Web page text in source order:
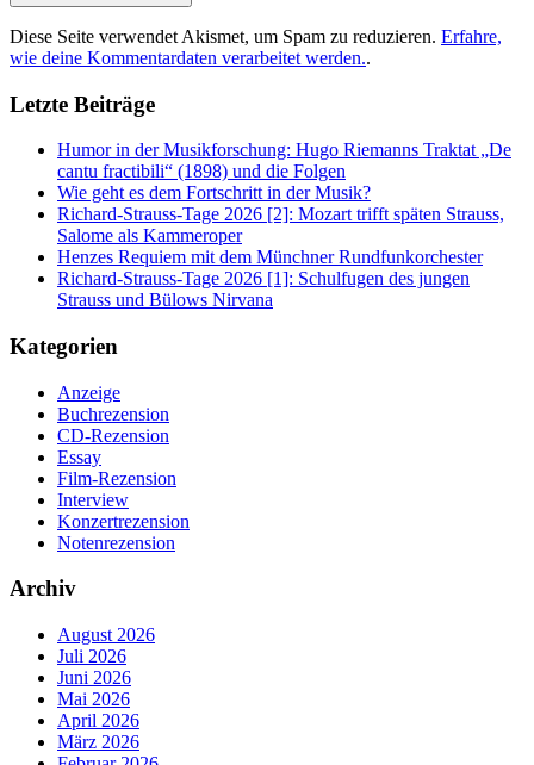
Diese Seite verwendet Akismet, um Spam zu reduzieren. Erfahre,
wie deine Kommentardaten verarbeitet werden..
Letzte Beiträge
Humor in der Musikforschung: Hugo Riemanns Traktat „De
cantu fractibili“ (1898) und die Folgen
Wie geht es dem Fortschritt in der Musik?
Richard-Strauss-Tage 2026 [2]: Mozart trifft späten Strauss,
Salome als Kammeroper
Henzes Requiem mit dem Münchner Rundfunkorchester
Richard-Strauss-Tage 2026 [1]: Schulfugen des jungen
Strauss und Bülows Nirvana
Kategorien
Anzeige
Buchrezension
CD-Rezension
Essay
Film-Rezension
Interview
Konzertrezension
Notenrezension
Archiv
August 2026
Juli 2026
Juni 2026
Mai 2026
April 2026
März 2026